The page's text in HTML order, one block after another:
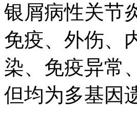
银屑病性关节
免疫、外伤、
染、免疫异常
但均为多基因